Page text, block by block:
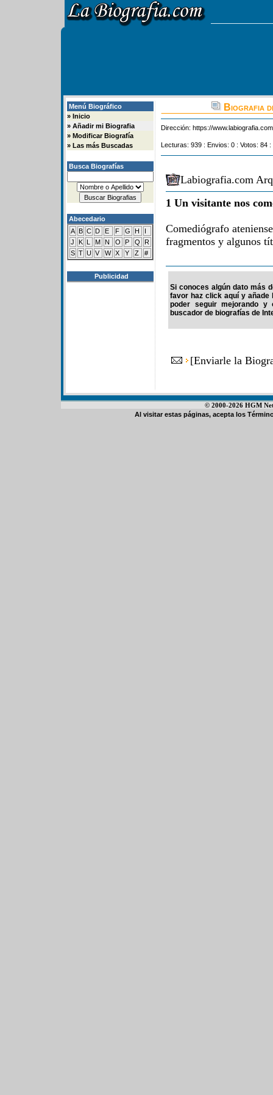
Menú Biográfico
» Inicio
» Añadir mi Biografia
» Modificar Biografía
» Las más Buscadas
Busca Biografías
Abecedario
A B C D E F G H
I
J
K L M N O P Q
R
S T U V W X Y Z #
Publicidad
Biografia
Dirección: https://
Lecturas: 939 : Envios: 0 : Votos: 84
Labiografia.com
1 Un visitante nos
Comediógrafo
fragmentos y algunos
Si conoces algún dato más
favor haz click aquí y
poder seguir mejorando y
buscador de biografías de
[Enviarle la
© 2000-2026 HGM
Al visitar estas páginas, acepta los